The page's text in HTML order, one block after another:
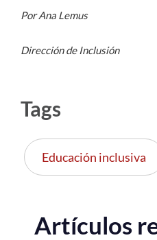
Por Ana Lemus
Dirección de Inclusión
Tags
Educación inclusiva
Artículos